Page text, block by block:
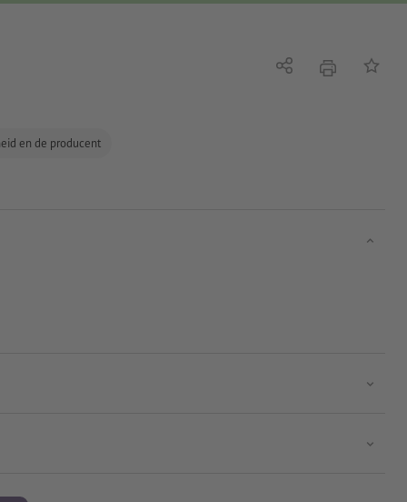
en de producent
Delen afdrukkenOp de